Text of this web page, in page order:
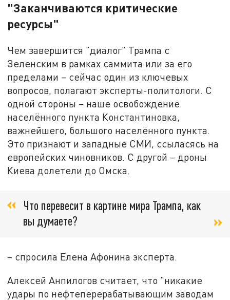
"Заканчиваются критические
ресурсы"
Чем завершится "диалог" Трампа с
Зеленским в рамках саммита или за его
пределами – сейчас один из ключевых
вопросов, полагают эксперты-политологи. С
одной стороны – наше освобождение
населённого пункта Константиновка,
важнейшего, большого населённого пункта.
Это признают и западные СМИ, ссыласясь на
европейских чиновников. С другой – дроны
Киева долетели до Омска.
Что перевесит в картине мира Трампа, как
вы думаете?
– спросила Елена Афонина эксперта.
Алексей Анпилогов считает, что "никакие
удары по нефтеперерабатывающим заводам